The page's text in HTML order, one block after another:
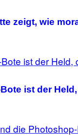
zeigt, wie
ist der